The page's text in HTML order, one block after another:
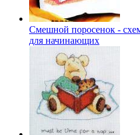
Смешной поросенок -
для начинающих